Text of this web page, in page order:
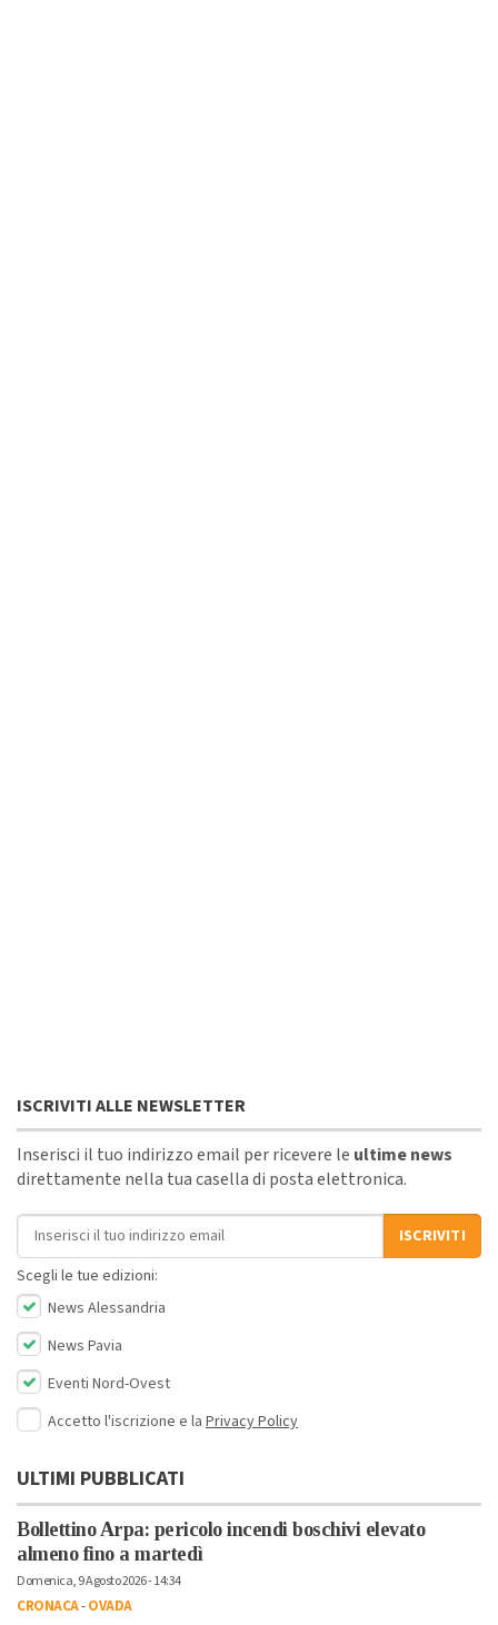
ISCRIVITI ALLE NEWSLETTER
Inserisci il tuo indirizzo email per ricevere le ultime news
direttamente nella tua casella di posta elettronica.
Indirizzo email
ISCRIVITI
Scegli le tue edizioni:
News Alessandria
News Pavia
Eventi Nord-Ovest
Accetto l'iscrizione e la Privacy Policy
ULTIMI PUBBLICATI
Bollettino Arpa: pericolo incendi boschivi elevato
almeno fino a martedì
Domenica, 9 Agosto 2026 - 14:34
CRONACA-OVADA